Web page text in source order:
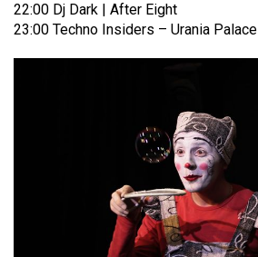
22:00 Dj Dark | After Eight
23:00 Techno Insiders – Urania Palace